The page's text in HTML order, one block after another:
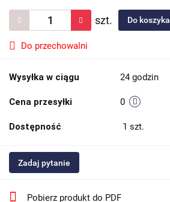
szt. Do koszyka
Do przechowalni
Wysyłka w ciągu 24 godzin
Cena przesyłki 0
Dostępność 1 szt.
Zadaj pytanie
Pobierz produkt do PDF